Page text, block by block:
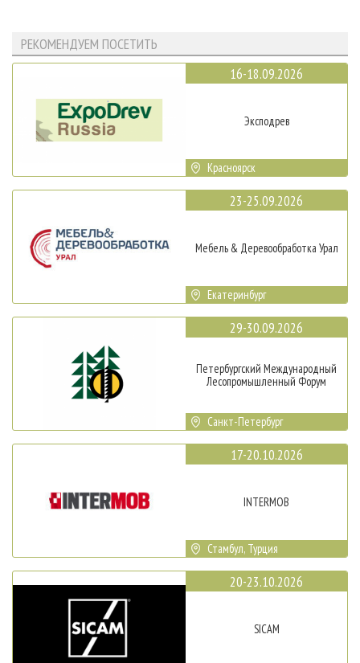
РЕКОМЕНДУЕМ ПОСЕТИТЬ
16-18.09.2026
Эксподрев
Красноярск
23-25.09.2026
Мебель & Деревообработка Урал
Екатеринбург
29-30.09.2026
Петербургский Международный
Лесопромышленный Форум
Санкт-Петербург
17-20.10.2026
INTERMOB
Стамбул, Турция
20-23.10.2026
SICAM